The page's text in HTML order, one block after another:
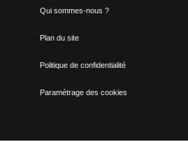
Qui sommes-nous ?
Plan du site
Politique de confidentialité
Paramétrage des cookies